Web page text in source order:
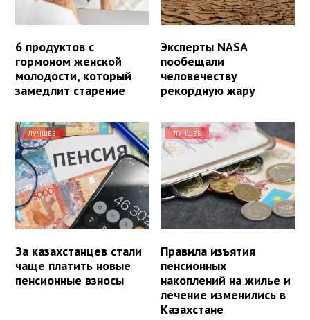
6 продуктов с
гормоном женской
молодости, который
замедлит старение
Эксперты NASA
пообещали
человечеству
рекордную жару
ЛУЧШЕЕ
За казахстанцев стали
чаще платить новые
пенсионные взносы
ЛУЧШЕЕ
Правила изъятия
пенсионных
накоплений на жилье и
лечение изменились в
Казахстане